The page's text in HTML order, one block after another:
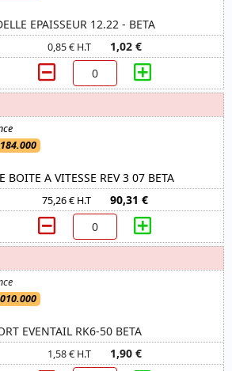
EPAISSEUR 12.22 - BETA
0,85 € H.T 1,02 €
BOITE A VITESSE REV 3 07 BETA
75,26 € H.T 90,31 €
EVENTAIL RK6-50 BETA
1,58 € H.T 1,90 €